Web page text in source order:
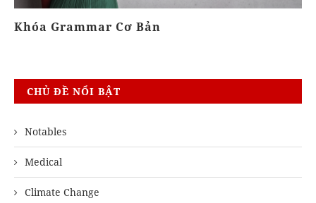
Khóa Grammar Cơ Bản
CHỦ ĐỀ NỔI BẬT
Notables
Medical
Climate Change